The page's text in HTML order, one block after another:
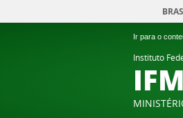
Ir para o
Instituto